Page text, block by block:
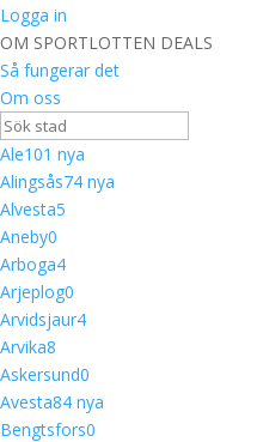
Logga in
OM SPORTLOTTEN DEALS
Så fungerar det
Om oss
Ale101 nya
Alingsås74 nya
Alvesta5
Aneby0
Arboga4
Arjeplog0
Arvidsjaur4
Arvika8
Askersund0
Avesta84 nya
Bengtsfors0